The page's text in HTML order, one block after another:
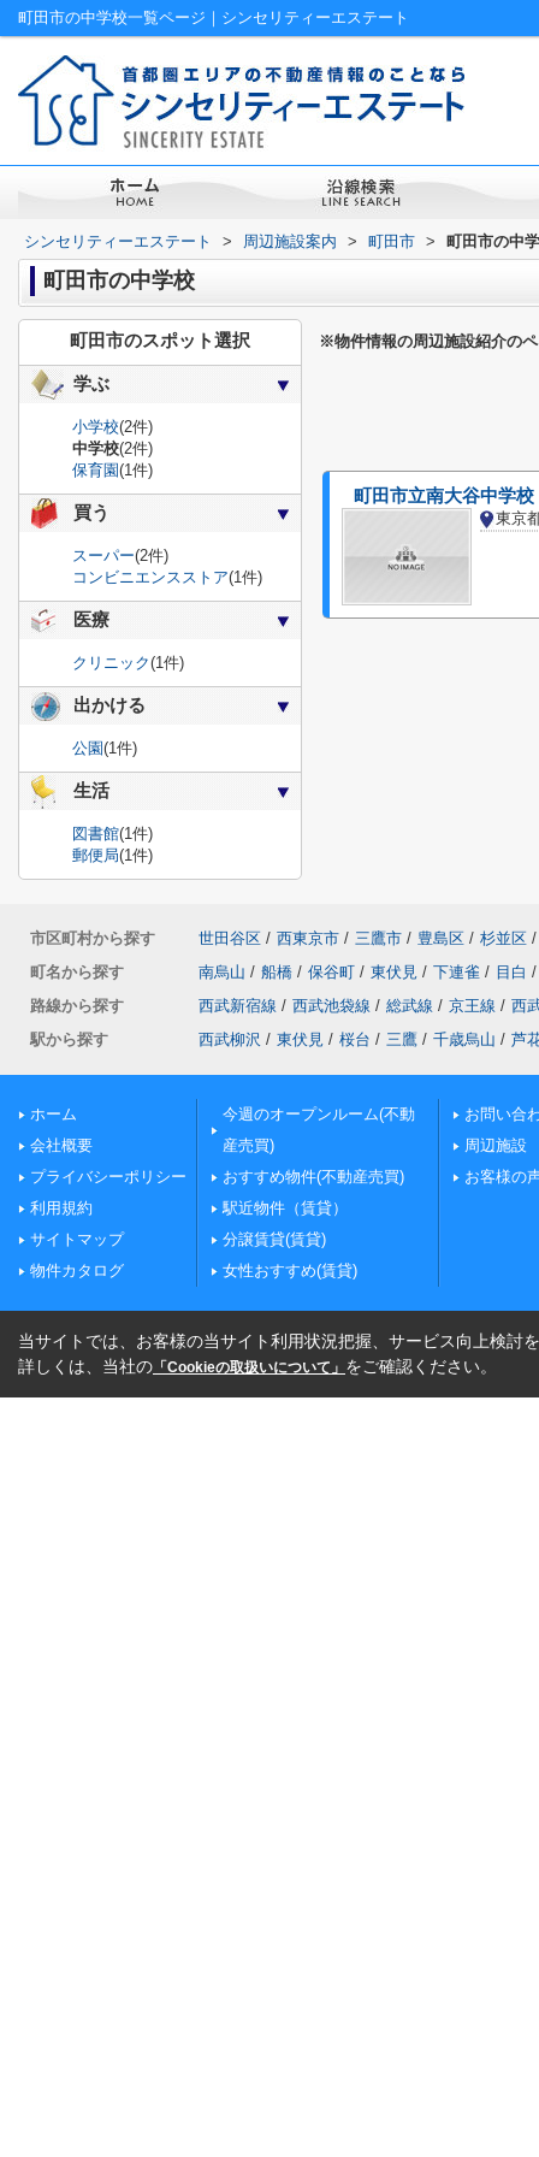
町田市の中学校一覧ページ｜シンセリティーエステート
シンセリティーエステート > 周辺施設案内 > 町田市 > 町田市の中
町田市の中学校
※物件情報の周辺施設紹介の
町田市立南大谷中学校
東京
町田市のスポット選択
学ぶ
小学校(2件)
中学校(2件)
保育園(1件)
買う
スーパー(2件)
コンビニエンスストア(1件)
医療
クリニック(1件)
出かける
公園(1件)
生活
図書館(1件)
郵便局(1件)
市区町村から探す 世田谷区 / 西東京市 / 三鷹市 / 豊島区 / 杉並区 /
町名から探す
南烏山 / 船橋 / 保谷町 / 東伏見 / 下連雀 / 目白 /
路線から探す
西武新宿線 / 西武池袋線 / 総武線 / 京王線 / 西
駅から探す
西武柳沢 / 東伏見 / 桜台 / 三鷹 / 千歳烏山 / 芦
ホーム
会社概要
プライバシーポリシー
利用規約
サイトマップ
物件カタログ
今週のオープンルーム(不動
産売買)
おすすめ物件(不動産売買)
駅近物件（賃貸）
分譲賃貸(賃貸)
女性おすすめ(賃貸)
お問い合
周辺施設
お客様の
当サイトでは、お客様の当サイト利用状況把握、サービス向上検討
詳しくは、当社の 「Cookieの取扱いについて」 をご確認ください。